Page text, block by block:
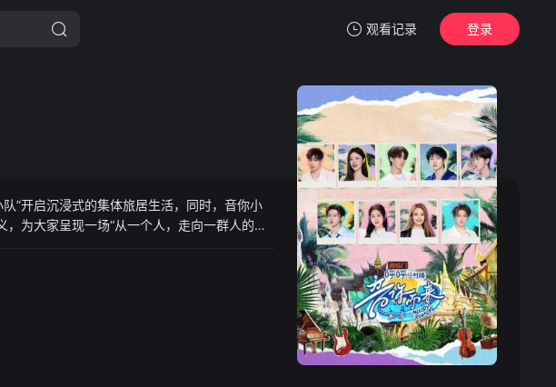
观看记录
暂无观看影片的记录
登录
”开启沉浸式的集体旅居生活，同时，音你小
为大家呈现一场“从一个人，走向一群人的深